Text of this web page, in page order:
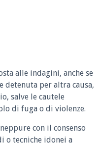
alle indagini, anche se
detenuta per altra causa,
salve le cautele
di fuga o di violenze.
con il consenso
o tecniche idonei a